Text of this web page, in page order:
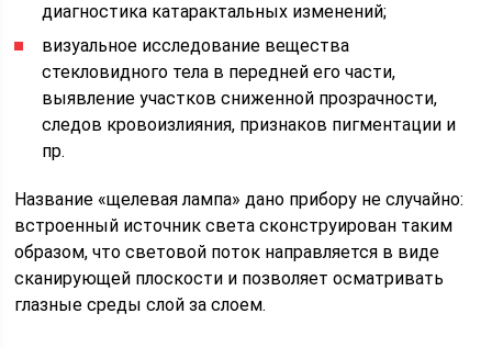
диагностика катарактальных изменений;
визуальное исследование вещества
стекловидного тела в передней его части,
выявление участков сниженной прозрачности,
следов кровоизлияния, признаков пигментации и
пр.
Название «щелевая лампа» дано прибору не случайно:
встроенный источник света сконструирован таким
образом, что световой поток направляется в виде
сканирующей плоскости и позволяет осматривать
глазные среды слой за слоем.